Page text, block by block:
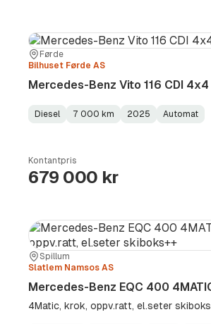
Sted:
Førde
Forhandler:
Bilhuset Førde AS
Mercedes-Benz Vito 116 CDI
Fuel
Diesel
Kilometerstand:
7 000 km
Model
2025
Gearbox
Automat
Kontantpris
679 000 kr
Sted:
Spillum
Forhandler:
Slatlem Namsos AS
Mercedes-Benz EQC 400
4Matic, krok, oppv.ratt, el.seter